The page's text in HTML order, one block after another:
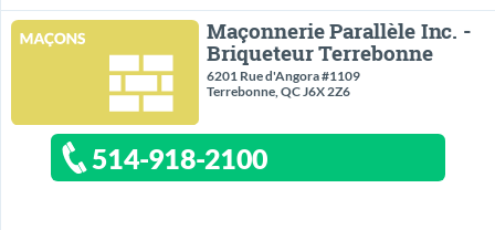
Maçonnerie Parallèle Inc. -
Briqueteur Terrebonne
6201 Rue d'Angora #1109
Terrebonne, QC J6X 2Z6
514-918-2100